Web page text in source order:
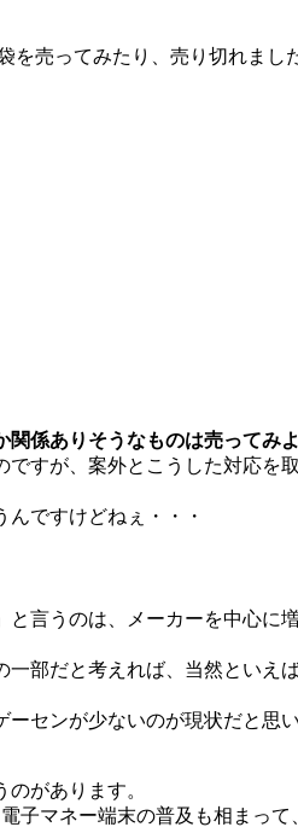
を売ってみたり、売り切れまし
関係ありそうなものは売ってみ
ですが、案外とこうした対応を
ですけどねぇ・・・
言うのは、メーカーを中心に
部だと考えれば、当然といえ
センが少ないのが現状だと思
があります。
子マネー端末の普及も相まって